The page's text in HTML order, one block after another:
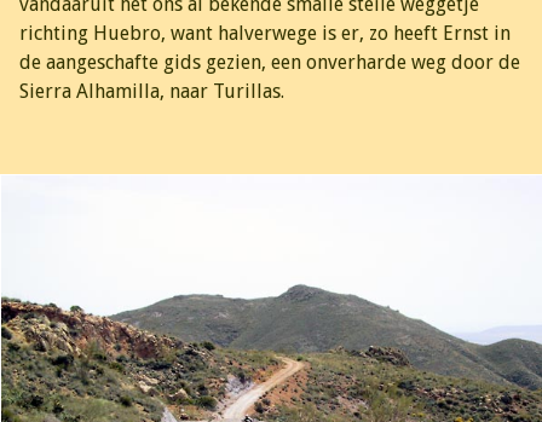
richting Huebro, want halverwege is er, zo heeft Ernst in
de aangeschafte gids gezien, een onverharde weg door de
Sierra Alhamilla, naar Turillas.